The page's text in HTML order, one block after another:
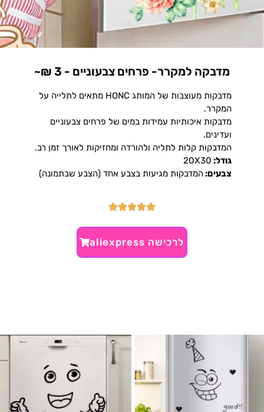
מדבקה למקרר- פרחים צבעוניים - 3 ₪~
מדבקות מעוצבות של המותג HONC מתאים לתלייה על
המקרר.
מדבקות איכותיות עמידות במים של פרחים צבעוניים
ועדינים.
המדבקות קלות לתליה ולהורדה ומחזיקות לאורך זמן רב.
גודל: 20X30
צבעים:המדבקות מגיעות בצבע אחד (הצבע שבתמונה)
לרכישה aliexpress